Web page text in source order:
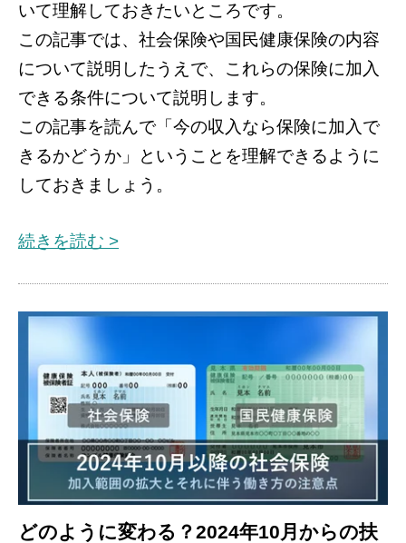
いて理解しておきたいところです。
この記事では、社会保険や国民健康保険の内容
について説明したうえで、これらの保険に加入
できる条件について説明します。
この記事を読んで「今の収入なら保険に加入で
きるかどうか」ということを理解できるように
しておきましょう。
続きを読む >
どのように変わる？2024年10月からの扶